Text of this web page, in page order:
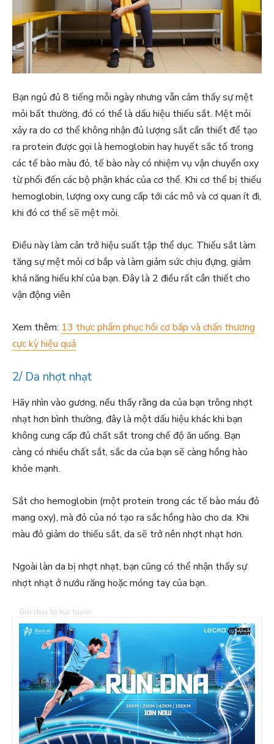
Bạn ngủ đủ 8 tiếng mỗi ngày nhưng vẫn cảm thấy sự mệt
mỏi bất thường, đó có thể là dấu hiệu thiếu sắt. Mệt mỏi
xảy ra do cơ thể không nhận đủ lượng sắt cần thiết để tạo
ra protein được gọi là hemoglobin hay huyết sắc tố trong
các tế bào màu đỏ, tế bào này có nhiệm vụ vận chuyển oxy
từ phổi đến các bộ phận khác của cơ thể. Khi cơ thể bị thiếu
hemoglobin, lượng oxy cung cấp tới các mô và cơ quan ít đi,
khi đó cơ thể sẽ mệt mỏi.
Điều này làm cản trở hiệu suất tập thể dục. Thiếu sắt làm
tăng sự mệt mỏi cơ bắp và làm giảm sức chịu đựng, giảm
khả năng hiếu khí của bạn. Đây là 2 điều rất cần thiết cho
vận động viên
Xem thêm: 13 thực phẩm phục hồi cơ bắp và chấn thương
cực kỳ hiệu quả
2/ Da nhợt nhạt
Hãy nhìn vào gương, nếu thấy rằng da của bạn trông nhợt
nhạt hơn bình thường, đây là một dấu hiệu khác khi bạn
không cung cấp đủ chất sắt trong chế độ ăn uống. Bạn
càng có nhiều chất sắt, sắc da của bạn sẽ càng hồng hào
khỏe mạnh.
Sắt cho hemoglobin (một protein trong các tế bào máu đỏ
mang oxy), mà đỏ của nó tạo ra sắc hồng hào cho da. Khi
màu đỏ giảm do thiếu sắt, da sẽ trở nên nhợt nhạt hơn.
Ngoài làn da bị nhợt nhạt, bạn cũng có thể nhận thấy sự
nhợt nhạt ở nướu răng hoặc móng tay của bạn.
Giải chạy bộ trực tuyến